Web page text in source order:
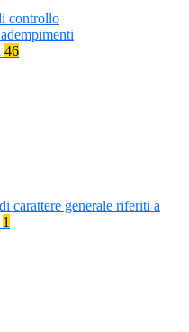
controllo
46
carattere generale riferiti a
1